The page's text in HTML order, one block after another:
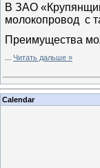
В ЗАО
молокопровод с
Преимущества
Читать дальше »
Calendar